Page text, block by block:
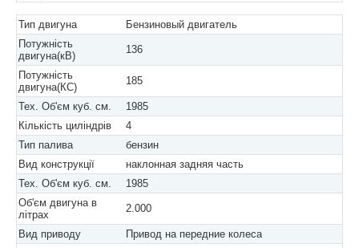
Тип двигуна
Бензиновый двигатель
Потужність
двигуна(кВ)
136
Потужність
двигуна(КС)
185
Тех. Об'єм куб. см.
1985
Кількість циліндрів
4
Тип палива
бензин
Вид конструкції
наклонная задняя часть
Тех. Об'єм куб. см.
1985
Об'єм двигуна в
літрах
2.000
Вид приводу Привод на передние колеса